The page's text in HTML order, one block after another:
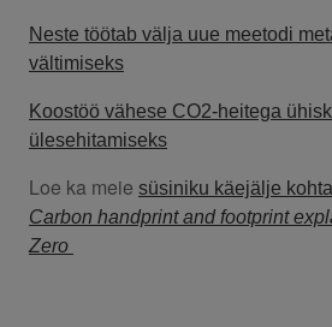
Neste töötab välja uue meetodi
vältimiseks
Koostöö vähese CO2-heitega
ülesehitamiseks
Loe ka meie süsiniku käejälje
Carbon handprint and footprint
Zero